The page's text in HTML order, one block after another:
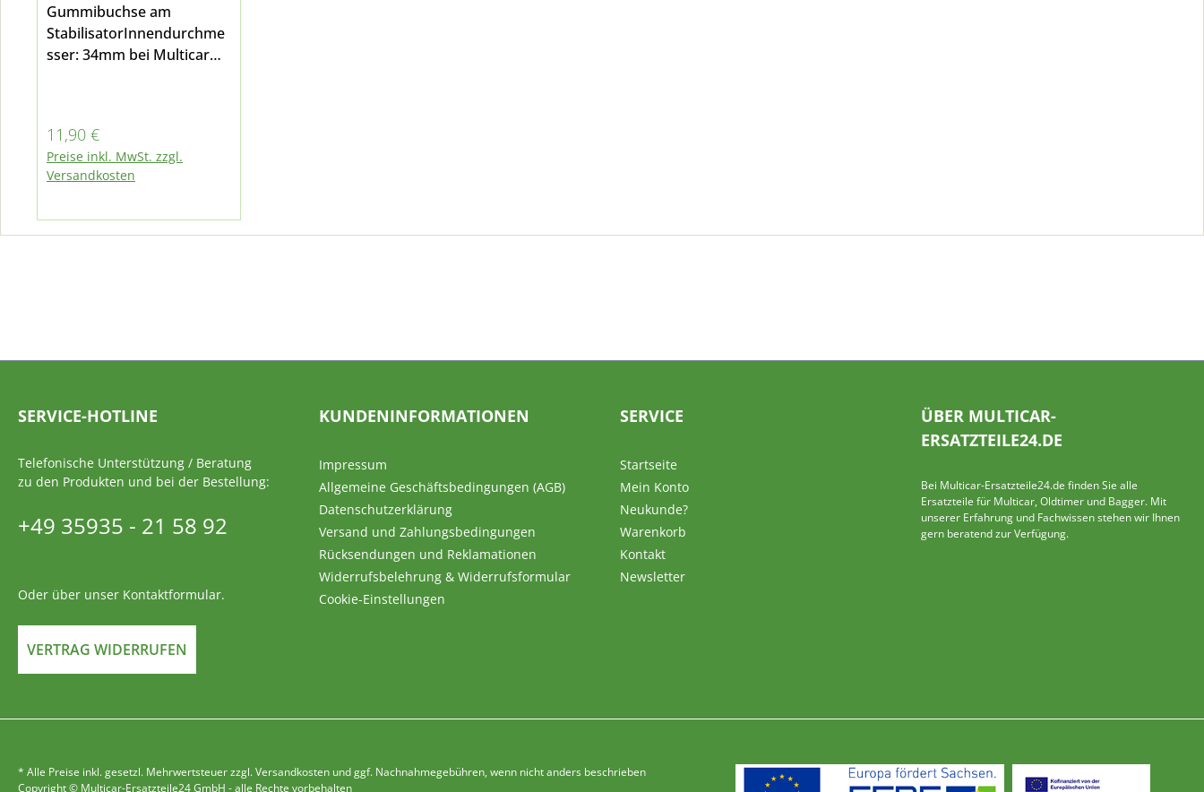
Gummibuchse am
StabilisatorInnendurchme
sser: 34mm bei Multicar
Regulärer Preis:
11,90 €
Preise inkl. MwSt. zzgl.
Versandkosten
SERVICE-HOTLINE
Telefonische Unterstützung / Beratung
zu den Produkten und bei der Bestellung:
+49 35935 - 21 58 92
Oder über unser Kontaktformular.
VERTRAG WIDERRUFEN
KUNDENINFORMATIONEN
Impressum
Allgemeine Geschäftsbedingungen (AGB)
Datenschutzerklärung
Versand und Zahlungsbedingungen
Rücksendungen und Reklamationen
Widerrufsbelehrung & Widerrufsformular
Cookie-Einstellungen
SERVICE
Startseite
Mein Konto
Neukunde?
Warenkorb
Kontakt
Newsletter
ÜBER MULTICAR-
ERSATZTEILE24.DE
Bei Multicar-Ersatzteile24.de finden Sie alle
Ersatzteile für Multicar, Oldtimer und Bagger. Mit
unserer Erfahrung und Fachwissen stehen wir Ihnen
gern beratend zur Verfügung.
* Alle Preise inkl. gesetzl. Mehrwertsteuer zzgl. Versandkosten und ggf. Nachnahmegebühren, wenn nicht anders beschrieben
Copyright © Multicar-Ersatzteile24 GmbH - alle Rechte vorbehalten